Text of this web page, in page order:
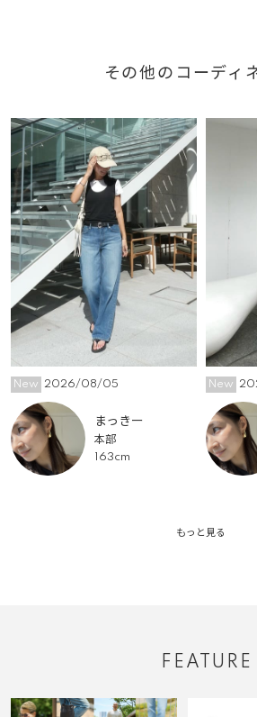
その他のコーディ
New 2026/08/05
まっきー
本部
163cm
New
もっと見る
FEATURE